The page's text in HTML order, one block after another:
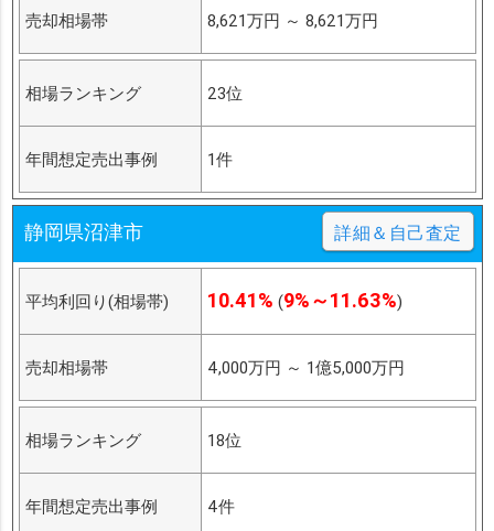
売却相場帯 8,621万円 ～ 8,621万円
相場ランキング 23位
年間想定売出事例 1件
静岡県沼津市 詳細＆自己査定
平均利回り(相場帯) 10.41% (9%～11.63%)
売却相場帯 4,000万円 ～ 1億5,000万円
相場ランキング 18位
年間想定売出事例 4件